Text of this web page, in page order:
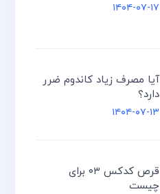
۱۴۰۴-۰۷-۱۷
آیا مصرف زیاد کاندوم ضرر
دارد؟
۱۴۰۴-۰۷-۱۳
قرص کدکس ۰۳ برای
چیست